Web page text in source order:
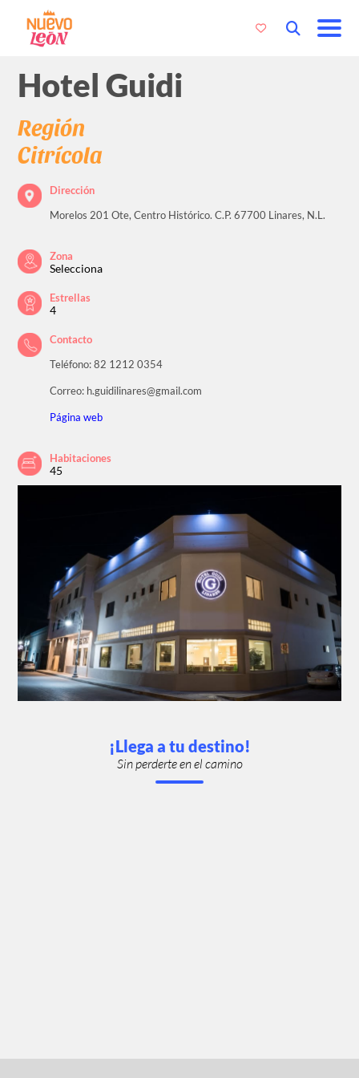
Hotel Guidi
Región
Citrícola
Dirección
Morelos 201 Ote, Centro Histórico. C.P. 67700 Linares, N.L.
Zona
Selecciona
Estrellas
4
Contacto
Teléfono: 82 1212 0354
Correo: h.guidilinares@gmail.com
Página web
Habitaciones
45
¡Llega a tu destino!
Sin perderte en el camino